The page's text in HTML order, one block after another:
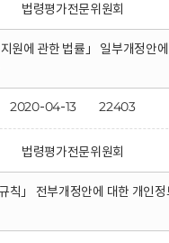
법령평가전문위원회
지원에 관한 법률」 일부개정안
2020-04-13 22403
법령평가전문위원회
칙」 전부개정안에 대한 개인